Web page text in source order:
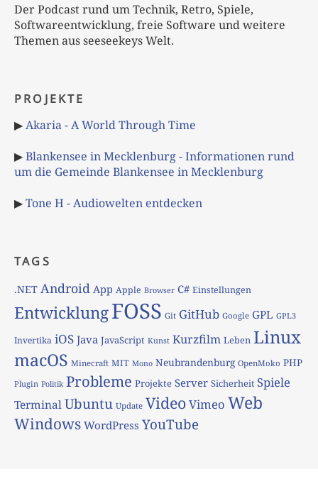
Der Podcast rund um Technik, Retro, Spiele,
Softwareentwicklung, freie Software und weitere
Themen aus seeseekeys Welt.
PROJEKTE
▶Akaria - A World Through Time
▶Blankensee in Mecklenburg - Informationen rund
um die Gemeinde Blankensee in Mecklenburg
▶Tone H - Audiowelten entdecken
TAGS
.NET Android App Apple Browser C# Einstellungen
EntwicklungFOSS Git GitHub Google GPL GPL3
Invertika iOS Java JavaScript Kunst Kurzfilm Leben Linux
macOS Minecraft MIT Mono Neubrandenburg OpenMoko PHP
Plugin Politik Probleme Projekte Server Sicherheit Spiele
TerminalUbuntu Update VideoVimeo Web
Windows WordPress YouTube